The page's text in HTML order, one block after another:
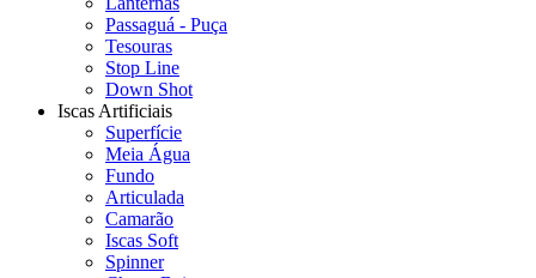
Passaguá - Puça
Tesouras
Stop Line
Down Shot
Iscas Artificiais
Superfície
Meia Água
Fundo
Articulada
Camarão
Iscas Soft
Spinner